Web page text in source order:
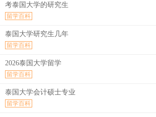
考泰国大学的研究生
留学百科
泰国大学研究生几年
留学百科
2026泰国大学留学
留学百科
泰国大学会计硕士专业
留学百科